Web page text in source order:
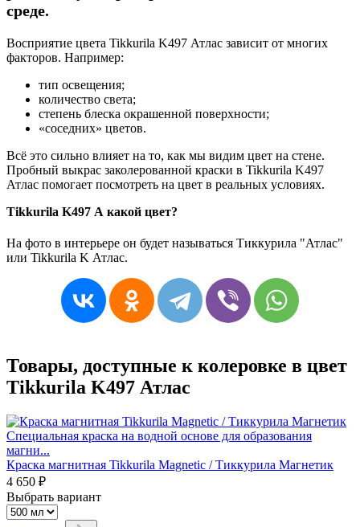
среде.
Восприятие цвета Tikkurila K497 Атлас зависит от многих
факторов. Например:
тип освещения;
количество света;
степень блеска окрашенной поверхности;
«соседних» цветов.
Всё это сильно влияет на то, как мы видим цвет на стене.
Пробный выкрас заколерованной краски в Tikkurila K497
Атлас помогает посмотреть на цвет в реальных условиях.
Tikkurila K497 А какой цвет?
На фото в интерьере он будет называться Тиккурила "Атлас"
или Tikkurila K Атлас.
Товары, доступные к колеровке в цвет
Tikkurila K497 Атлас
Специальная краска на водной основе для образования
магни...
Краска магнитная Tikkurila Magnetic / Тиккурила Магнетик
4 650 ₽
Выбрать вариант